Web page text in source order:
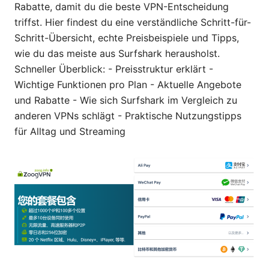
Rabatte, damit du die beste VPN-Entscheidung
triffst. Hier findest du eine verständliche Schritt-für-
Schritt-Übersicht, echte Preisbeispiele und Tipps,
wie du das meiste aus Surfshark herausholst.
Schneller Überblick: - Preisstruktur erklärt -
Wichtige Funktionen pro Plan - Aktuelle Angebote
und Rabatte - Wie sich Surfshark im Vergleich zu
anderen VPNs schlägt - Praktische Nutzungstipps
für Alltag und Streaming